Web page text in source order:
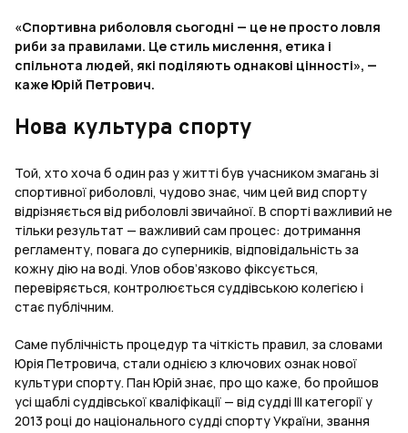
«Спортивна риболовля сьогодні — це не просто ловля
риби за правилами. Це стиль мислення, етика і
спільнота людей, які поділяють однакові цінності», —
каже Юрій Петрович.
Нова культура спорту
Той, хто хоча б один раз у житті був учасником змагань зі
спортивної риболовлі, чудово знає, чим цей вид спорту
відрізняється від риболовлі звичайної. В спорті важливий не
тільки результат — важливий сам процес: дотримання
регламенту, повага до суперників, відповідальність за
кожну дію на воді. Улов обов’язково фіксується,
перевіряється, контролюється суддівською колегією і
стає публічним.
Саме публічність процедур та чіткість правил, за словами
Юрія Петровича, стали однією з ключових ознак нової
культури спорту. Пан Юрій знає, про що каже, бо пройшов
усі щаблі суддівської кваліфікації — від судді ІІІ категорії у
2013 році до національного судді спорту України, звання